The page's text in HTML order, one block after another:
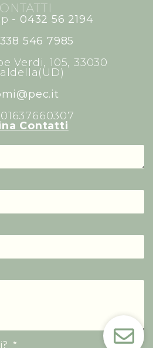
- 0432 56 2194
338 546 7985
Verdi, 105, 33030
01637660307
Contatti